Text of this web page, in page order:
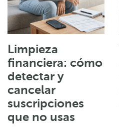
Limpieza
financiera: cómo
detectar y
cancelar
suscripciones
que no usas